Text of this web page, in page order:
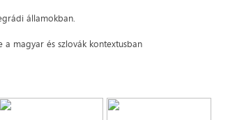
államokban.
a magyar és szlovák kontextusban